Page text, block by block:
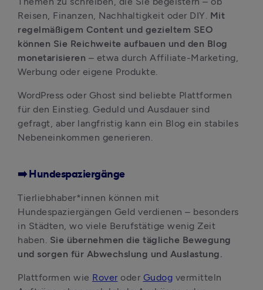
Reisen, Finanzen, Nachhaltigkeit oder DIY. Mit
regelmäßigem Content und gezieltem SEO
können Sie Reichweite aufbauen und den Blog
monetarisieren – etwa durch Affiliate-Marketing,
Werbung oder eigene Produkte.
WordPress oder Ghost sind beliebte Plattformen
für den Einstieg. Geduld und Ausdauer sind
gefragt, aber langfristig kann ein Blog ein stabiles
Nebeneinkommen generieren.
➡️ Hundespaziergänge
Tierliebhaber*innen können mit
Hundespaziergängen Geld verdienen – besonders
in Städten, wo viele Berufstätige wenig Zeit
haben. Sie übernehmen die tägliche Bewegung
und sorgen für Abwechslung und Auslastung.
Plattformen wie Rover oder Gudog vermitteln